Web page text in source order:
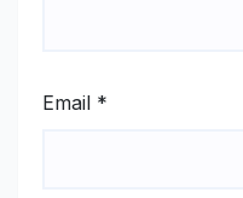
Email *